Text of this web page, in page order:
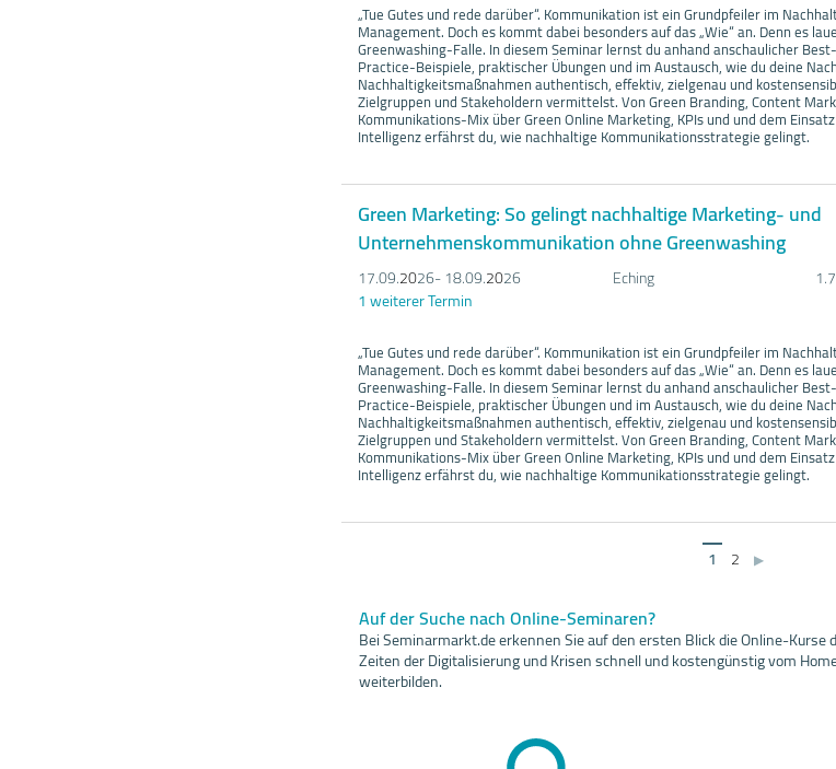
„Tue Gutes und rede darüber“. Kommunikation ist ein Grundpfeiler im
Management. Doch es kommt dabei besonders auf das „Wie“ an. Denn es
Greenwashing-Falle. In diesem Seminar lernst du anhand anschaulicher
Practice-Beispiele, praktischer Übungen und im Austausch, wie du deine
Nachhaltigkeitsmaßnahmen authentisch, effektiv, zielgenau und
Zielgruppen und Stakeholdern vermittelst. Von Green Branding, Content
Kommunikations-Mix über Green Online Marketing, KPIs und und dem
Intelligenz erfährst du, wie nachhaltige Kommunikationsstrategie gelingt.
Green Marketing: So gelingt nachhaltige Marketing- und
Unternehmenskommunikation ohne Greenwashing
17.09.2026- 18.09.2026 Eching
1 weiterer Termin
„Tue Gutes und rede darüber“. Kommunikation ist ein Grundpfeiler im
Management. Doch es kommt dabei besonders auf das „Wie“ an. Denn es
Greenwashing-Falle. In diesem Seminar lernst du anhand anschaulicher
Practice-Beispiele, praktischer Übungen und im Austausch, wie du deine
Nachhaltigkeitsmaßnahmen authentisch, effektiv, zielgenau und
Zielgruppen und Stakeholdern vermittelst. Von Green Branding, Content
Kommunikations-Mix über Green Online Marketing, KPIs und und dem
Intelligenz erfährst du, wie nachhaltige Kommunikationsstrategie gelingt.
1 2 ▶
Auf der Suche nach Online-Seminaren?
Bei Seminarmarkt.de erkennen Sie auf den ersten Blick die Online-Kurse
Zeiten der Digitalisierung und Krisen schnell und kostengünstig vom
weiterbilden.